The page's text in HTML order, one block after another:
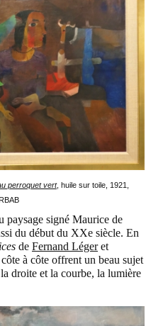
perroquet vert, huile sur toile, 1921,
signé Maurice de
du début du XXe siècle. En
de Fernand Légeret
côte à côte offrent un beau sujet
droite et la courbe, la lumière